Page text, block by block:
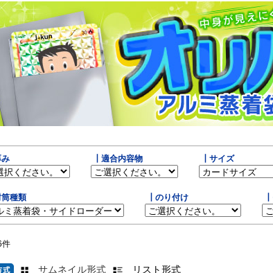
┃適合内容物 ┃サイズ
種類 ┃のり付け
件
サムネイル形式 リスト形式